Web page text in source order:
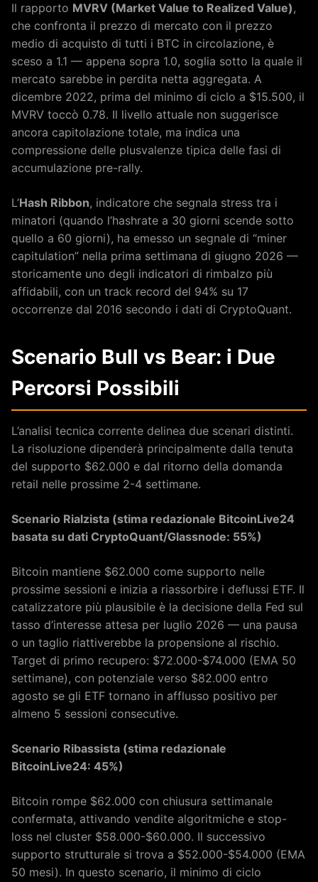
Il rapporto MVRV (Market Value to Realized Value),
che confronta il prezzo di mercato con il prezzo
medio di acquisto di tutti i BTC in circolazione, è
sceso a 1.1 — appena sopra 1.0, soglia sotto la quale il
mercato sarebbe in perdita netta aggregata. A
dicembre 2022, prima del minimo di ciclo a $15.500, il
MVRV toccò 0.78. Il livello attuale non suggerisce
ancora capitolazione totale, ma indica una
compressione delle plusvalenze tipica delle fasi di
accumulazione pre-rally.
L’Hash Ribbon, indicatore che segnala stress tra i
minatori (quando l’hashrate a 30 giorni scende sotto
quello a 60 giorni), ha emesso un segnale di “miner
capitulation” nella prima settimana di giugno 2026 —
storicamente uno degli indicatori di rimbalzo più
affidabili, con un track record del 94% su 17
occorrenze dal 2016 secondo i dati di CryptoQuant.
Scenario Bull vs Bear: i Due
Percorsi Possibili
L’analisi tecnica corrente delinea due scenari distinti.
La risoluzione dipenderà principalmente dalla tenuta
del supporto $62.000 e dal ritorno della domanda
retail nelle prossime 2-4 settimane.
Scenario Rialzista (stima redazionale BitcoinLive24
basata su dati CryptoQuant/Glassnode: 55%)
Bitcoin mantiene $62.000 come supporto nelle
prossime sessioni e inizia a riassorbire i deflussi ETF. Il
catalizzatore più plausibile è la decisione della Fed sul
tasso d’interesse attesa per luglio 2026 — una pausa
o un taglio riattiverebbe la propensione al rischio.
Target di primo recupero: $72.000-$74.000 (EMA 50
settimane), con potenziale verso $82.000 entro
agosto se gli ETF tornano in afflusso positivo per
almeno 5 sessioni consecutive.
Scenario Ribassista (stima redazionale
BitcoinLive24: 45%)
Bitcoin rompe $62.000 con chiusura settimanale
confermata, attivando vendite algoritmiche e stop-
loss nel cluster $58.000-$60.000. Il successivo
supporto strutturale si trova a $52.000-$54.000 (EMA
50 mesi). In questo scenario, il minimo di ciclo